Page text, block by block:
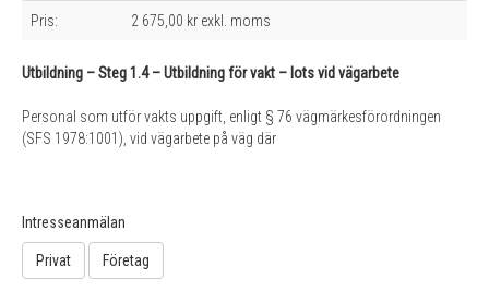
Pris: 2 675,00 kr exkl. moms
Utbildning – Steg 1.4 – Utbildning för vakt – lots vid vägarbete
Personal som utför vakts uppgift, enligt § 76 vägmärkesförordningen
(SFS 1978:1001), vid vägarbete på väg där
Intresseanmälan